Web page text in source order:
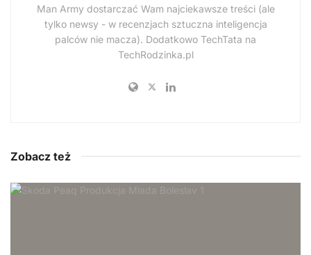
Man Army dostarczać Wam najciekawsze treści (ale
tylko newsy - w recenzjach sztuczna inteligencja
palców nie macza). Dodatkowo TechTata na
TechRodzinka.pl
Zobacz też